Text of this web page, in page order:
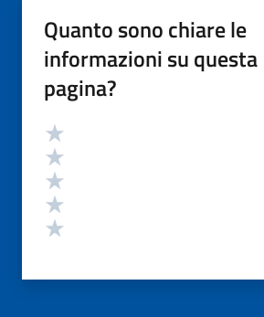
Quanto sono chiare le
informazioni su questa
pagina?
Valutazione